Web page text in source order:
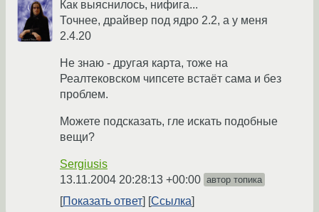
Как выяснилось, нифига...
Точнее, драйвер под ядро 2.2, а у меня
2.4.20
Не знаю - другая карта, тоже на
Реалтековском чипсете встаёт сама и без
проблем.
Можете подсказать, гле искать подобные
вещи?
Sergiusis
13.11.2004 20:28:13 +00:00 автор топика
Показать ответ Ссылка